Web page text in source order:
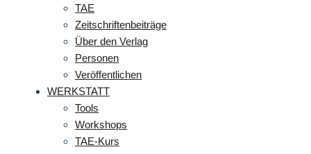
TAE
Zeitschriftenbeiträge
Über den Verlag
Personen
Veröffentlichen
WERKSTATT
Tools
Workshops
TAE-Kurs